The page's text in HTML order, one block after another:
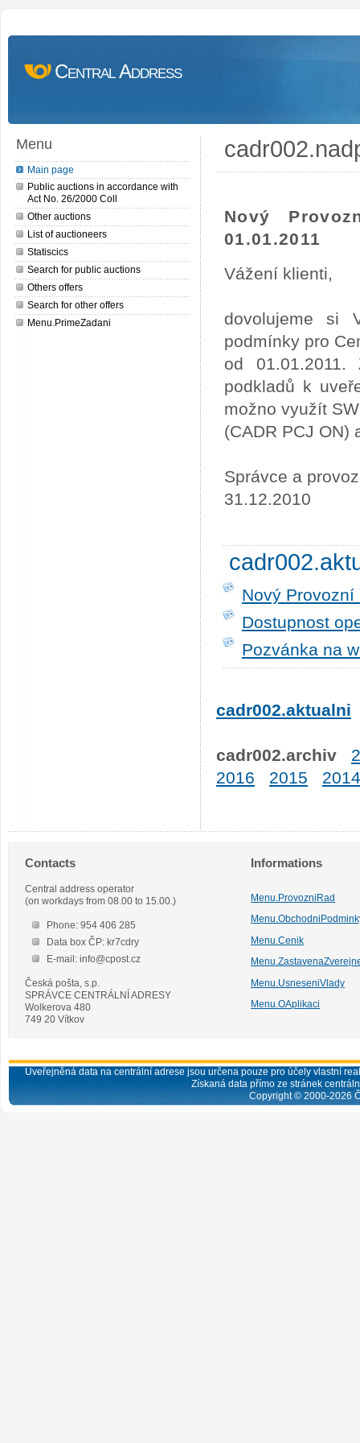
Central Address
Menu
Main page
Public auctions in accordance with
Act No. 26/2000 Coll
Other auctions
List of auctioneers
Statiscics
Search for public auctions
Others offers
Search for other offers
Menu.PrimeZadani
Nový
01.01.2011
Vážení klienti,
dovolujeme si
podmínky pro
od 01.01.2011.
podkladů k
možno využít
(CADR PCJ ON)
Správce a
31.12.2010
Nový
Dostupnost
Pozvánka na
cadr002.aktualni
cadr002.archiv
2016
2015 2014
Contacts
Central address operator
(on workdays from 08.00 to 15.00.)
Phone: 954 406 285
Data box ČP: kr7cdry
E-mail: info@cpost.cz
Česká pošta, s.p.
SPRÁVCE CENTRÁLNÍ ADRESY
Wolkerova 480
749 20 Vítkov
Informations
Menu.ProvozniRad
Menu.Cenik
Menu.UsneseniVlady
Menu.OAplikaci
Uveřejněná data na centrální adrese jsou určena pouze pro účely vlastní
Získaná data přímo ze stránek
Copyright © 2000-2026